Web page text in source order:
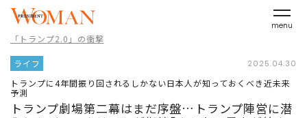
menu
「トランプ2.0」の衝撃
ライフ 2025.04.30
トランプに4年間振り回されるしかない日本人が知っておくべき近未来
予測
トランプ劇場第二幕はまだ序盤…トランプ陣営に潜